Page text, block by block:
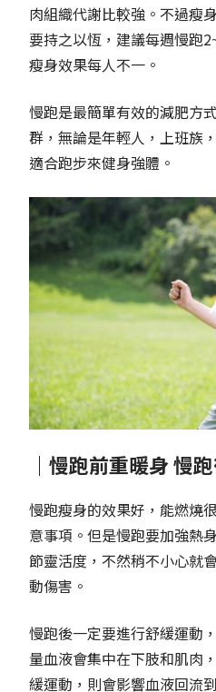
肉組織代謝比較強。不過瘦
要持之以恆，建議每週慢跑
瘦身效果每人不一。
慢跑是最簡單有效的減肥方
群，無論是年輕人，上班族
適合跑步來健身強體。
｜慢跑前重暖身 慢
慢跑瘦身的效果好，能燃燒
意事項。但是慢跑要加強熱
節靈活度，不然稍不小心就
動傷害。
慢跑後一定要進行舒緩運動
量血液會集中在下肢和肌肉
緩運動，則會影響血液回流